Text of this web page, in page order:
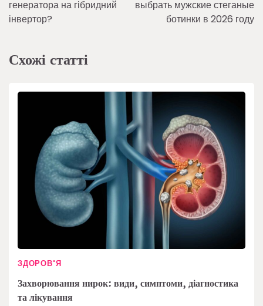
генератора на гібридний
інвертор?
выбрать мужские стеганые
ботинки в 2026 году
Схожі статті
ЗДОРОВ'Я
Захворювання нирок: види, симптоми, діагностика
та лікування